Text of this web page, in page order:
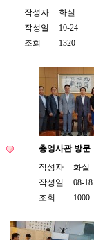
작성자
화실
작성일
10-24
조회
1320
총영사관 방문
작성자
화실
작성일
08-18
조회
1000